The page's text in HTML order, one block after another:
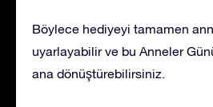
Böylece hediyeyi tamamen
uyarlayabilir ve bu Anneler
ana dönüştürebilirsiniz.